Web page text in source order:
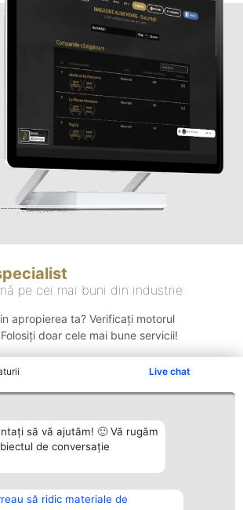
Live chat
să vă ajutăm! 🙂 Vă rugăm
de conversație
să ridic materiale de
pe cei mai buni din industrie
apropierea ta? Verificați motorul
doar cele mai bune servicii!
Plebiscyt Contact